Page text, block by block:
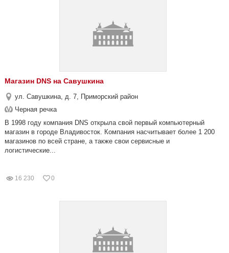
Магазин DNS на Савушкина
ул. Савушкина, д. 7, Приморский район
Черная речка
В 1998 году компания DNS открыла свой первый компьютерный
магазин в городе Владивосток. Компания насчитывает более 1 200
магазинов по всей стране, а также свои сервисные и
логистические...
16 230 0